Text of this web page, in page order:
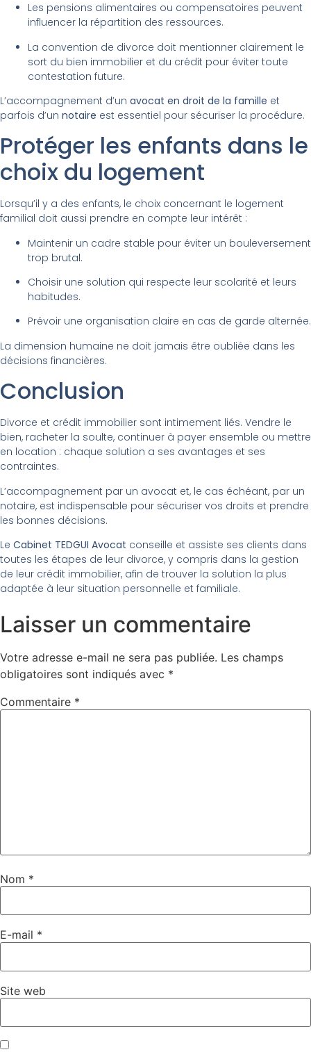
Les pensions alimentaires ou compensatoires peuvent
influencer la répartition des ressources.
La convention de divorce doit mentionner clairement le
sort du bien immobilier et du crédit pour éviter toute
contestation future.
L’accompagnement d’un avocat en droit de la famille et
parfois d’un notaire est essentiel pour sécuriser la procédure.
Protéger les enfants dans le
choix du logement
Lorsqu’il y a des enfants, le choix concernant le logement
familial doit aussi prendre en compte leur intérêt :
Maintenir un cadre stable pour éviter un bouleversement
trop brutal.
Choisir une solution qui respecte leur scolarité et leurs
habitudes.
Prévoir une organisation claire en cas de garde alternée.
La dimension humaine ne doit jamais être oubliée dans les
décisions financières.
Conclusion
Divorce et crédit immobilier sont intimement liés. Vendre le
bien, racheter la soulte, continuer à payer ensemble ou mettre
en location : chaque solution a ses avantages et ses
contraintes.
L’accompagnement par un avocat et, le cas échéant, par un
notaire, est indispensable pour sécuriser vos droits et prendre
les bonnes décisions.
Le Cabinet TEDGUI Avocat conseille et assiste ses clients dans
toutes les étapes de leur divorce, y compris dans la gestion
de leur crédit immobilier, afin de trouver la solution la plus
adaptée à leur situation personnelle et familiale.
Laisser un commentaire
Votre adresse e-mail ne sera pas publiée. Les champs
obligatoires sont indiqués avec *
Commentaire *
Nom *
E-mail *
Site web